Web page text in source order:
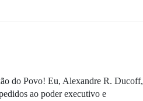
do Povo! Eu, Alexandre R. Ducoff,
ao poder executivo e